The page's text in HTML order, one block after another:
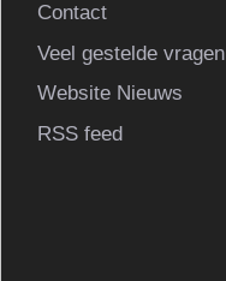
Contact
Veel gestelde vragen
Website Nieuws
RSS feed